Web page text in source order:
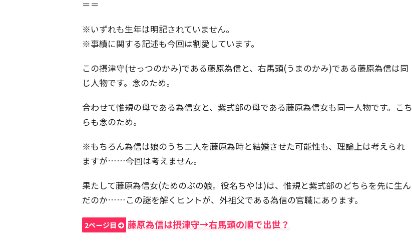
＝＝
※いずれも生年は明記されていません。
※事績に関する記述も今回は割愛しています。
この摂津守(せっつのかみ)である藤原為信と、右馬頭(うまのかみ)である藤原為信は同
じ人物です。念のため。
合わせて惟規の母である為信女と、紫式部の母である藤原為信女も同一人物です。こち
らも念のため。
※もちろん為信は娘のうち二人を藤原為時と結婚させた可能性も、理論上は考えられ
ますが……今回は考えません。
果たして藤原為信女(ためのぶの娘。役名ちやは)は、惟規と紫式部のどちらを先に生ん
だのか……この謎を解くヒントが、外祖父である為信の官職にあります。
2ページ目 藤原為信は摂津守→右馬頭の順で出世？